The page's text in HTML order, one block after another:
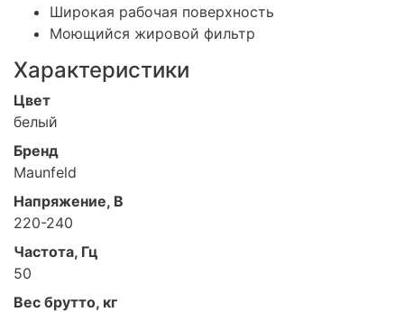
Широкая рабочая поверхность
Моющийся жировой фильтр
Характеристики
Цвет
белый
Бренд
Maunfeld
Напряжение, В
220-240
Частота, Гц
50
Вес брутто, кг